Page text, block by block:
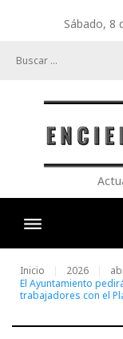
Sábado, 8
Inicio 2026
El Ayuntamiento
trabajadores con el